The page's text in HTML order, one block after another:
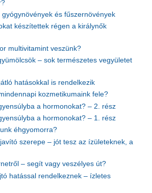
és fűszernövények
készítettek régen a királynők
multivitamint veszünk?
– sok természetes vegyületet
hatásokkal is rendelkezik
kozmetikumaink fele?
a hormonokat? – 2. rész
a hormonokat? – 1. rész
éhgyomorra?
szerepe – jót tesz az ízületeknek, a
– segít vagy veszélyes út?
hatással rendelkeznek – ízletes